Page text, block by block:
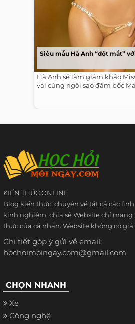
Siêu mẫu Hà Anh “đốt mắt”
Hà Anh sẽ làm giám khảo
vai cùng ngôi sao đấm bốc
KIẾN THỨC ONLINE
Blog kiến thức, chuyên về tất cả các
kinh nghiệm, chia sẻ Website chỉ
thức của cá nhân. Website không có
Chi tiết góp ý gửi về email:
hochoimoingay.com@gmail.com
CHỌN NHANH
Xe
Công nghệ